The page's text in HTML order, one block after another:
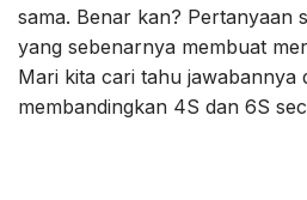
sama. Benar kan? Pertanyaan
yang sebenarnya membuat
Mari kita cari tahu jawabannya
membandingkan 4S dan 6S